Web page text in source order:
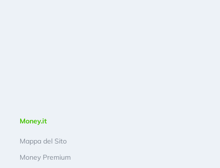
Money.it
Mappa del Sito
Money Premium